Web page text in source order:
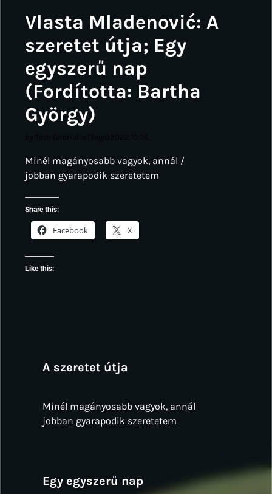
Vlasta Mladenović: A
szeretet útja; Egy
egyszerű nap
(Fordította: Bartha
György)
Minél magányosabb vagyok, annál /
jobban gyarapodik szeretetem
Share this:
Facebook X
Like this:
A szeretet útja
Minél magányosabb vagyok, annál
jobban gyarapodik szeretetem
Egy egyszerű nap